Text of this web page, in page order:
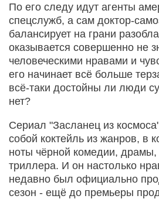
По его следу идут агенты
спецслужб, а сам доктор-
балансирует на грани
оказывается совершенно не
человеческими нравами и
его начинает всё больше
всё-таки достойны ли люди
нет?
Сериал "Засланец из
собой коктейль из жанров, в
ноты чёрной комедии, драмы,
триллера. И он настолько
недавно был официально
сезон - ещё до премьеры